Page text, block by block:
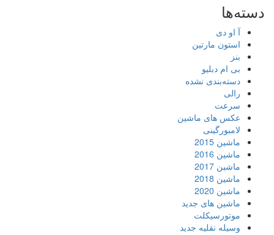
دسته‌ها
آ او دی
استون مارتین
بنز
بی ام دبلیو
دسته‌بندی نشده
رالی
سرعت
عکس های ماشین
لامبورگینی
ماشین 2015
ماشین 2016
ماشین 2017
ماشین 2018
ماشین 2020
ماشین های جدید
موتورسیکلت
وسیله نقلیه جدید